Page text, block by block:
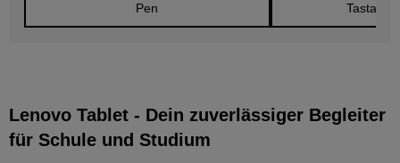
Pen
Tastatur
Lenovo Tablet - Dein zuverlässiger Begleiter
für Schule und Studium